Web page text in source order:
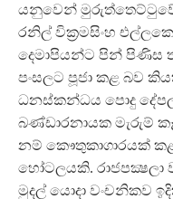
යනුවෙන් මුරුත්තෙට්ටුවේ
රනිල් වික්‍රමසිංහ
දෙමාපියන්ට පින්
පංසලට පූජා කළ බව
ධනස්කන්ධය පොදු
බණ්ඩාරනායක මැරුම්
නම් කෞතුකාගාරයක්
හෝටලයකි. රාජපක්‍ෂලා
මුදල් යොදා වංචනිකව